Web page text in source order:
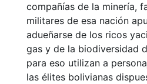
compañías de la minería,
militares de esa nación
adueñarse de los ricos
gas y de la biodiversidad
para eso utilizan a
las élites bolivianas